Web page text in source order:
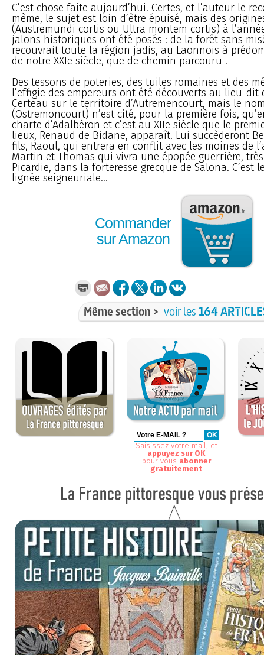
C’est chose faite aujourd’hui. Certes, et l’auteur le
même, le sujet est loin d’être épuisé, mais des
(Austremundi cortis ou Ultra montem cortis) à
jalons historiques ont été posés : de la forêt sans
recouvrait toute la région jadis, au Laonnois à
de notre XXIe siècle, que de chemin parcouru !
Des tessons de poteries, des tuiles romaines et des
l’effigie des empereurs ont été découverts au lieu-dit
Certeau sur le territoire d’Autremencourt, mais le
(Ostremoncourt) n’est cité, pour la première fois,
charte d’Adalbéron et c’est au XIIe siècle que le
lieux, Renaud de Bidane, apparaît. Lui succèderont
fils, Raoul, qui entrera en conflit avec les moines de
Martin et Thomas qui vivra une épopée guerrière,
Picardie, dans la forteresse grecque de Salona. C’est
lignée seigneuriale...
Commander
sur Amazon
Même section > voir les 164
Saisissez votre mail, et
appuyez sur OK
pour vous abonner
gratuitement